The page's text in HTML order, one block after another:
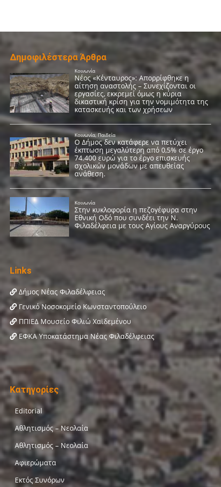
Δημοφιλέστερα Άρθρα
Links
Δήμος Νέας Φιλαδέλφειας
Γενικό Νοσοκομείο Κωνσταντοπούλειο
ΠΠΙΕΔ Μουσείο Φιλιώ Χαϊδεμένου
ΕΦΚΑ Υποκατάστημα Νέας Φιλαδέλφειας
Κατηγορίες
Editorial
Αθλητισμός – Νεολαία
Αθλητισμός – Νεολαία
Αφιερώματα
Εκτός Συνόρων